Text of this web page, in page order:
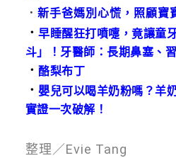
． 新手爸媽別心慌，照顧寶
．早睡醒狂打噴嚏，竟讓童
斗」！牙醫師：長期鼻塞、
．酪梨布丁
．嬰兒可以喝羊奶粉嗎？羊
實證一次破解！
整理／Evie Tang